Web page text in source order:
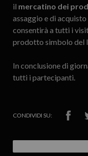
il mercatino dei
assaggio e di acquisto
consentirà a tutti i
prodotto simbolo del
In conclusione di
tutti i partecipanti.
CONDIVIDI SU: